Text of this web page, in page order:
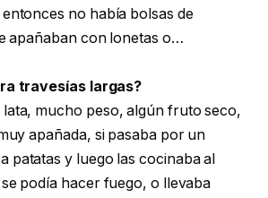
no había bolsas de
apañaban con lonetas o…
travesías largas?
mucho peso, algún fruto seco,
apañada, si pasaba por un
patatas y luego las cocinaba al
podía hacer fuego, o llevaba